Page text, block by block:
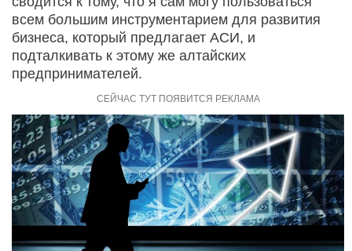
всем большим инструментарием для развития
бизнеса, который предлагает АСИ, и
подталкивать к этому же алтайских
предпринимателей.